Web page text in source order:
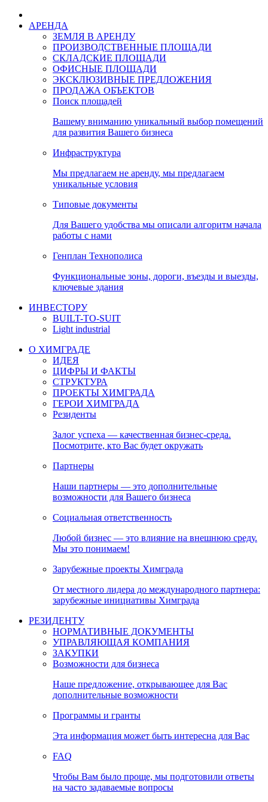
АРЕНДА
ЗЕМЛЯ В АРЕНДУ
ПРОИЗВОДСТВЕННЫЕ ПЛОЩАДИ
СКЛАДСКИЕ ПЛОЩАДИ
ОФИСНЫЕ ПЛОЩАДИ
ЭКСКЛЮЗИВНЫЕ ПРЕДЛОЖЕНИЯ
ПРОДАЖА ОБЪЕКТОВ
Поиск площадей
Вашему вниманию уникальный выбор помещений
для развития Вашего бизнеса
Инфраструктура
Мы предлагаем не аренду, мы предлагаем
уникальные условия
Типовые документы
Для Вашего удобства мы описали алгоритм начала
работы с нами
Генплан Технополиса
Функциональные зоны, дороги, въезды и выезды,
ключевые здания
ИНВЕСТОРУ
BUILT-TO-SUIT
Light industrial
О ХИМГРАДЕ
ИДЕЯ
ЦИФРЫ И ФАКТЫ
СТРУКТУРА
ПРОЕКТЫ ХИМГРАДА
ГЕРОИ ХИМГРАДА
Резиденты
Залог успеха — качественная бизнес-среда.
Посмотрите, кто Вас будет окружать
Партнеры
Наши партнеры — это дополнительные
возможности для Вашего бизнеса
Социальная ответственность
Любой бизнес — это влияние на внешнюю среду.
Мы это понимаем!
Зарубежные проекты Химграда
От местного лидера до международного партнера:
зарубежные инициативы Химграда
РЕЗИДЕНТУ
НОРМАТИВНЫЕ ДОКУМЕНТЫ
УПРАВЛЯЮЩАЯ КОМПАНИЯ
ЗАКУПКИ
Возможности для бизнеса
Наше предложение, открывающее для Вас
дополнительные возможности
Программы и гранты
Эта информация может быть интересна для Вас
FAQ
Чтобы Вам было проще, мы подготовили ответы
на часто задаваемые вопросы